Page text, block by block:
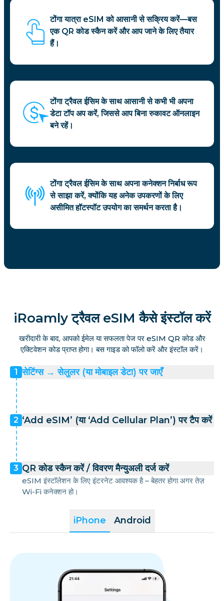
टोंगा यात्रा eSIM को आसानी से सक्रिय करें—बस
एक QR कोड स्कैन करें और आप जाने के लिए तैयार
हैं।
टोंगा ट्रैवल ईसिम के साथ आसानी से कभी भी अपना
डेटा टॉप अप करें, जिससे आप बिना रुकावट ऑनलाइन
बने रहें।
टोंगा ट्रैवल ईसिम के साथ अपना कनेक्शन निर्बाध रूप
से साझा करें, क्योंकि यह अनेक उपकरणों के लिए
असीमित हॉटस्पॉट उपयोग का समर्थन करता है।
iRoamly ट्रैवल eSIM कैसे इंस्टॉल करें
खरीदारी के बाद, आपको ईमेल या सफलता पेज पर eSIM QR कोड और
एक्टिवेशन कोड प्राप्त होगा। बस गाइड को फॉलो करें और इंस्टॉल करें।
iPhone Android
1 सेटिंग्स → सेलुलर (या मोबाइल डेटा) पर जाएँ
2 ‘Add eSIM’ (या ‘Add Cellular Plan’) पर टैप करें
3 QR कोड स्कैन करें / विवरण मैन्युअली दर्ज करें
eSIM इंस्टॉलेशन के लिए इंटरनेट आवश्यक है – बेहतर होगा अगर तेज़
Wi-Fi कनेक्शन हो।